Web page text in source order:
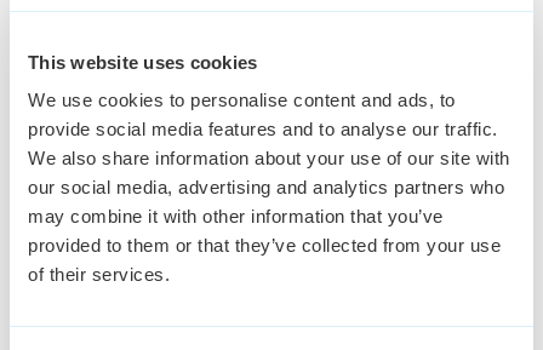
This website uses cookies
We use cookies to personalise content and ads, to
provide social media features and to analyse our traffic.
We also share information about your use of our site with
our social media, advertising and analytics partners who
may combine it with other information that you’ve
provided to them or that they’ve collected from your use
of their services.
Customer Service
Medewerker
Den Bosch € 2,500 - € 3,300 32 - 40 uur
Wil jij werken voor een organisatie waar je jezelf kunt
blijven ontwikkelen? Ben jij klantgericht en wil je
gebruik maken van jouw uitstekende communicatieve
vaardigheden? Dan spreekt deze functie je zeker aan!
Bekijk vacature